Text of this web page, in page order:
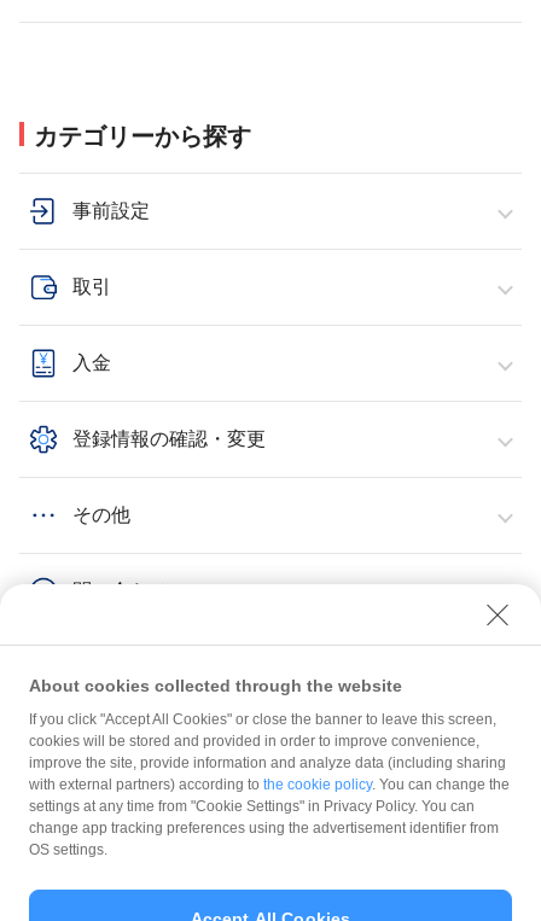
カテゴリーから探す
事前設定
取引
入金
登録情報の確認・変更
その他
問い合わせ
その他 利用規約・セキュリティ
規約
ガイドライン
About cookies collected through the website
If you click "Accept All Cookies" or close the banner to leave this screen,
cookies will be stored and provided in order to improve convenience,
improve the site, provide information and analyze data (including sharing
with external partners) according to the cookie policy. You can change the
settings at any time from "Cookie Settings" in Privacy Policy. You can
change app tracking preferences using the advertisement identifier from
OS settings.